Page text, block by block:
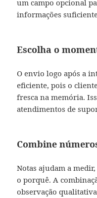
um campo opcional
informações
Escolha o
O envio logo após a
eficiente, pois o
fresca na memória.
atendimentos de
Combine
Notas ajudam a
o porquê. A
observação